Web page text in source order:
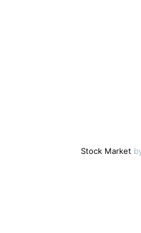
Stock Market